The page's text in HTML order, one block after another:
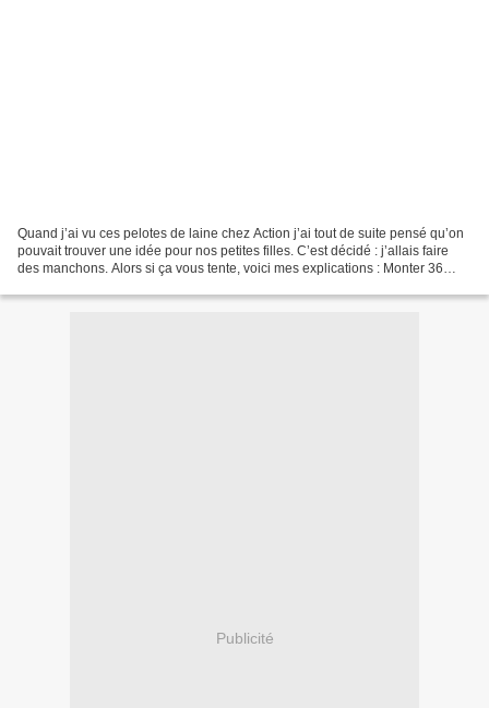
Quand j’ai vu ces pelotes de laine chez Action j’ai tout de suite pensé qu’on
pouvait trouver une idée pour nos petites filles. C’est décidé : j’allais faire
des manchons. Alors si ça vous tente, voici mes explications : Monter 36
Publicité